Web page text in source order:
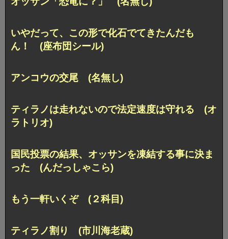
いやだって、この形で化石でてきたんだも
ん！ (座布団シール)
アンコウの交尾 (名無し)
ティラノは走れないので法定速度は守れる (オ
ラトリオ)
国民投票の結果、オッサンを凍結する事に決ま
った (んだっしゃこら)
もう一軒いくぞ (２科目)
ティラノ割り (市川海老蔵)